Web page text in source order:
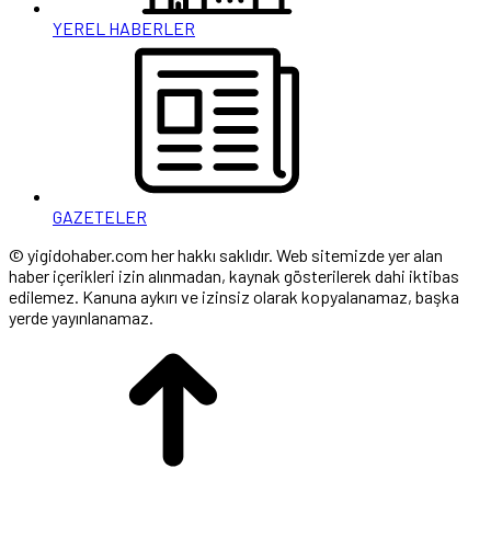
YEREL HABERLER
GAZETELER
© yigidohaber.com her hakkı saklıdır. Web sitemizde yer alan
haber içerikleri izin alınmadan, kaynak gösterilerek dahi iktibas
edilemez. Kanuna aykırı ve izinsiz olarak kopyalanamaz, başka
yerde yayınlanamaz.